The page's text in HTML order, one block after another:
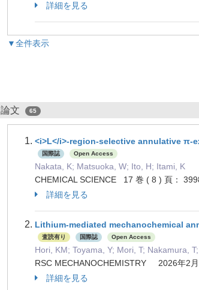
詳細を見る
▼全件表示
論文 65
<i>L</i>-region-selective annulative
国際誌
Open Access
Nakata, K; Matsuoka, W; Ito, H; Itami, K
CHEMICAL SCIENCE 17 巻 ( 8 ) 頁：
詳細を見る
Lithium-mediated mechanochemical
査読有り 国際誌 Open Access
Hori, KM; Toyama, Y; Mori, T; Nakamura,
RSC MECHANOCHEMISTRY 2026年2月
詳細を見る